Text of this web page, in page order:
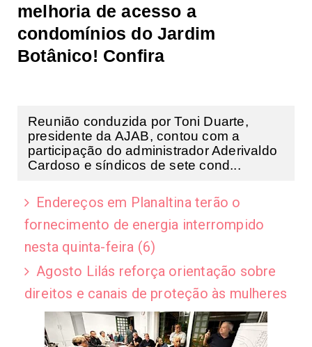
melhoria de acesso a
condomínios do Jardim
Botânico! Confira
Reunião conduzida por Toni Duarte,
presidente da AJAB, contou com a
participação do administrador Aderivaldo
Cardoso e síndicos de sete cond...
Endereços em Planaltina terão o
fornecimento de energia interrompido
nesta quinta-feira (6)
Agosto Lilás reforça orientação sobre
direitos e canais de proteção às mulheres